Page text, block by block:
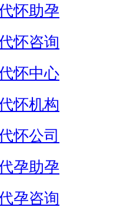
怀助孕
怀咨询
怀中心
怀机构
怀公司
孕助孕
孕咨询